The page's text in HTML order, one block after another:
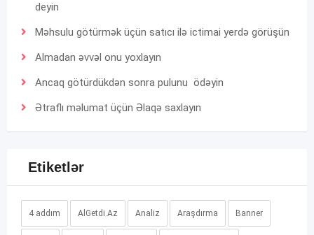
deyin
Məhsulu götürmək üçün satıcı ilə ictimai yerdə görüşün
Almadan əvvəl onu yoxlayın
Ancaq götürdükdən sonra pulunu ödəyin
Ətraflı məlumat üçün Əlaqə saxlayın
Etiketlər
4 addım AlGetdi.Az Analiz Araşdırma Banner